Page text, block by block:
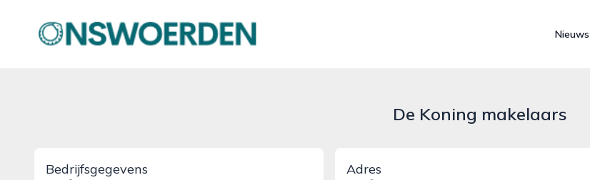
onswoerden.nl
Nieuws
De Koning makelaars
Bedrijfsgegevens Adres